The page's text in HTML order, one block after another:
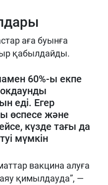
аға буынға
қабылдайды.
60%-ы екпе
еді. Егер
өспесе және
күзде тағы да
мүмкін
вакцина алуға
қимылдауда”, —